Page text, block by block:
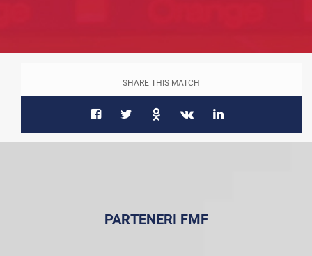
SHARE THIS MATCH
PARTENERI FMF